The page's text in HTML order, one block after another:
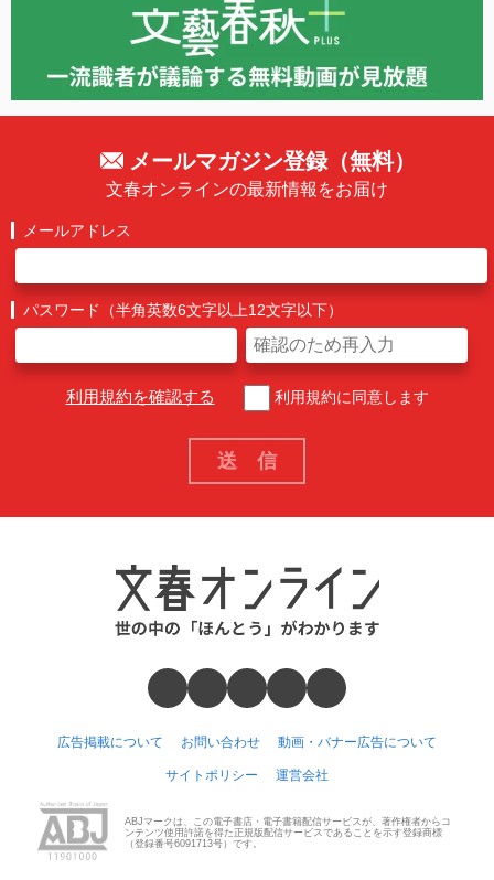
メールマガジン登録（無料）
文春オンラインの最新情報をお届け
メールアドレス
パスワード（半角英数6文字以上12文字以下）
利用規約を確認する 利用規約に同意します
広告掲載について お問い合わせ 動画・バナー広告について
サイトポリシー 運営会社
ABJマークは、この電子書店・電子書籍配信サービスが、著作権者からコ
ンテンツ使用許諾を得た正規版配信サービスであることを示す登録商標
（登録番号6091713号）です。